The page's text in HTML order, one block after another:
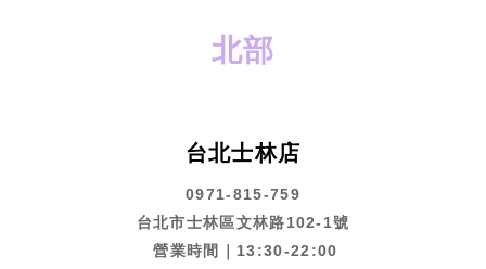
北部
台北士林店
0971-815-759
台北市士林區文林路102-1號
營業時間｜13:30-22:00